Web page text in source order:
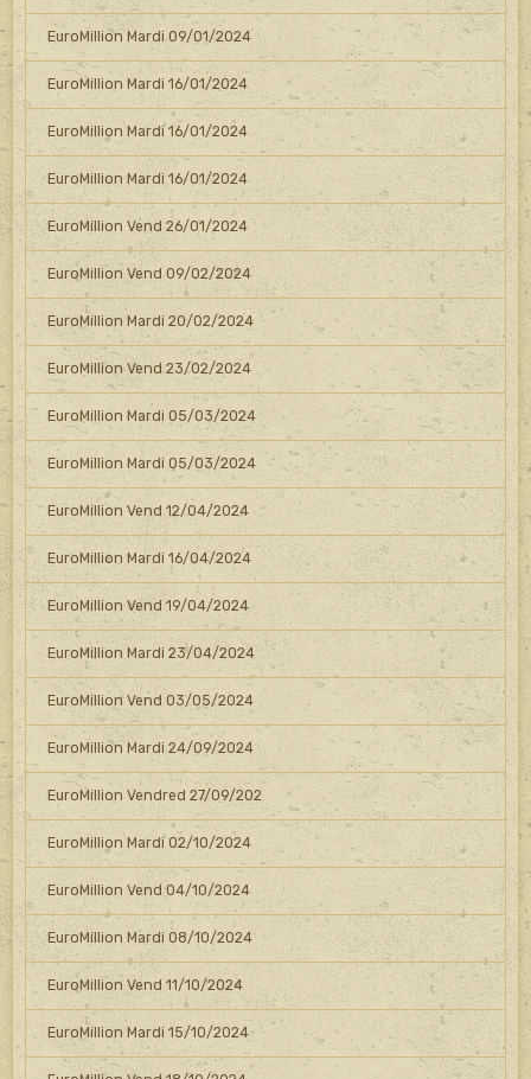
EuroMillion Mardi 09/01/2024
EuroMillion Mardi 16/01/2024
EuroMillion Mardi 16/01/2024
EuroMillion Mardi 16/01/2024
EuroMillion Vend 26/01/2024
EuroMillion Vend 09/02/2024
EuroMillion Mardi 20/02/2024
EuroMillion Vend 23/02/2024
EuroMillion Mardi 05/03/2024
EuroMillion Mardi 05/03/2024
EuroMillion Vend 12/04/2024
EuroMillion Mardi 16/04/2024
EuroMillion Vend 19/04/2024
EuroMillion Mardi 23/04/2024
EuroMillion Vend 03/05/2024
EuroMillion Mardi 24/09/2024
EuroMillion Vendred 27/09/202
EuroMillion Mardi 02/10/2024
EuroMillion Vend 04/10/2024
EuroMillion Mardi 08/10/2024
EuroMillion Vend 11/10/2024
EuroMillion Mardi 15/10/2024